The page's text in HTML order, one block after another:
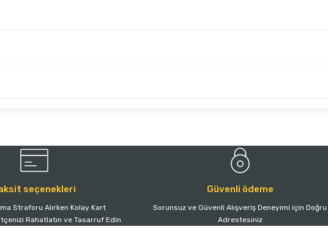
seçenekleri
Straforu Alırken Kolay Kart
Rahatlatın ve Tasarruf Edin
Güvenli ödeme
Sorunsuz ve Güvenli Alışveriş Deneyimi için Doğru
Adrestesiniz